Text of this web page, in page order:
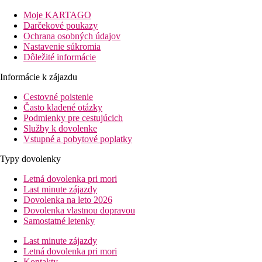
Vzdialenosť
pláže: na pláži
letiska: 100 km
centra: 2 km (Yasmine Hammamet)
Junior Suite s výhľadom do záhrady
centrálne ovládaná klimatizácia
trezor (zadarmo)
minibar
TV so satelitným príjmom
pohovka
vlastné sociálne zariadenie (kúpeľňa, sušič vlasov, WC)
balkón alebo terasa
Ostatné typy izieb(pokiaľ nie je uvedené inak, majú izby
Junior Suite s bočným výhľadom na more a
Moje KARTAGO
Darčekové poukazy
Ochrana osobných údajov
Nastavenie súkromia
Dôležité informácie
Informácie k zájazdu
Cestovné poistenie
Často kladené otázky
Podmienky pre cestujúcich
Služby k dovolenke
Vstupné a pobytové poplatky
Typy dovolenky
Letná dovolenka pri mori
Last minute zájazdy
Dovolenka na leto 2026
Dovolenka vlastnou dopravou
Samostatné letenky
Last minute zájazdy
Letná dovolenka pri mori